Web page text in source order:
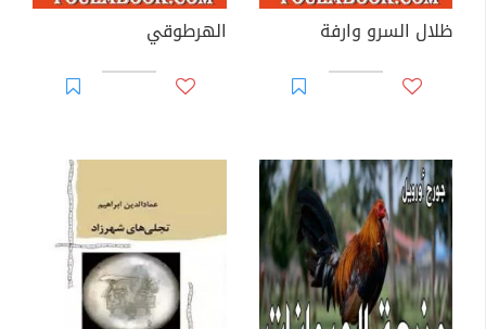
ظلال السرو وارفة الهرطوقي